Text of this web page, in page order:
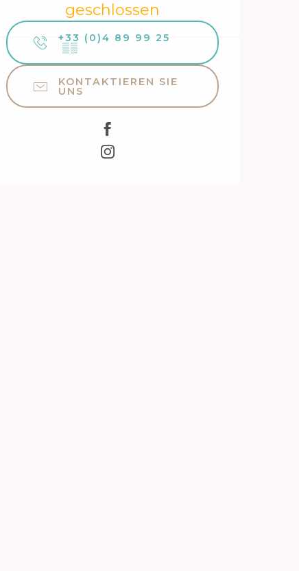
geschlossen
+33 (0)4 89 99 25
▒▒
KONTAKTIEREN SIE
UNS